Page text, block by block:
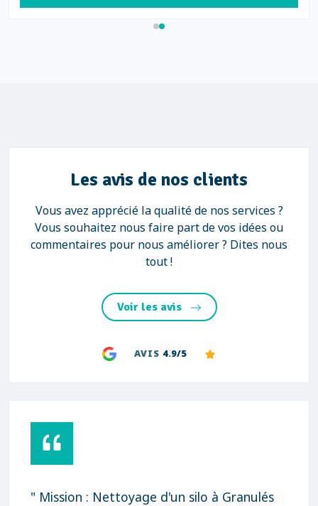
Les avis de nos clients
Vous avez apprécié la qualité de nos services ?
Vous souhaitez nous faire part de vos idées ou
commentaires pour nous améliorer ? Dites nous
tout !
Voir les avis
AVIS 4.9/5
" Mission : Nettoyage d'un silo à Granulés